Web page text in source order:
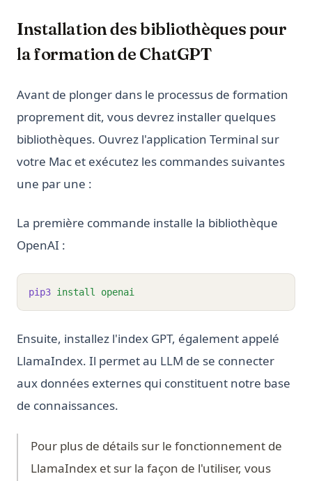
Installation des bibliothèques pour
la formation de ChatGPT
Avant de plonger dans le processus de formation
proprement dit, vous devrez installer quelques
bibliothèques. Ouvrez l'application Terminal sur
votre Mac et exécutez les commandes suivantes
une par une :
La première commande installe la bibliothèque
OpenAI :
pip3 install openai
Ensuite, installez l'index GPT, également appelé
LlamaIndex. Il permet au LLM de se connecter
aux données externes qui constituent notre base
de connaissances.
Pour plus de détails sur le fonctionnement de
LlamaIndex et sur la façon de l'utiliser, vous